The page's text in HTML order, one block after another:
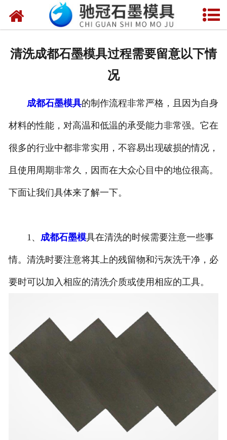
网站首页
联系我们
清洗成都石墨模具过程需要留意以下情
况
成都石墨模具的制作流程非常严格，且因为自身
材料的性能，对高温和低温的承受能力非常强。它在
很多的行业中都非常实用，不容易出现破损的情况，
且使用周期非常久，因而在大众心目中的地位很高。
下面让我们具体来了解一下。
1、 成都石墨模具在清洗的时候需要注意一些事
情。清洗时要注意将其上的残留物和污灰洗干净，必
要时可以加入相应的清洗介质或使用相应的工具。